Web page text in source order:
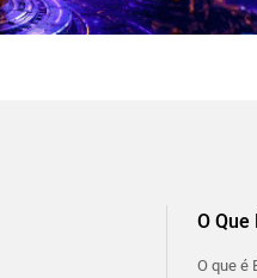
O Que
O que é